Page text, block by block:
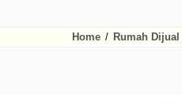
Home / Rumah Dijual